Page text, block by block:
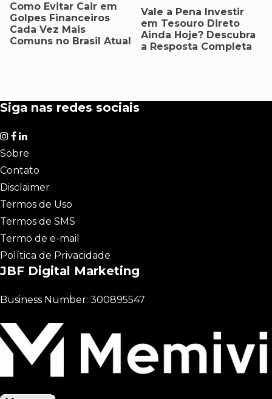
Como Evitar Cair em
Golpes Financeiros
Cada Vez Mais
Comuns no Brasil Atual
Vale a Pena Investir
em Tesouro Direto
Ainda Hoje? Descubra
a Resposta Completa
Siga nas redes sociais
Sobre
Contato
Disclaimer
Termos de Uso
Termos de SMS
Termo de e-mail
Política de Privacidade
JBF Digital Marketing
Business Number: 300895547